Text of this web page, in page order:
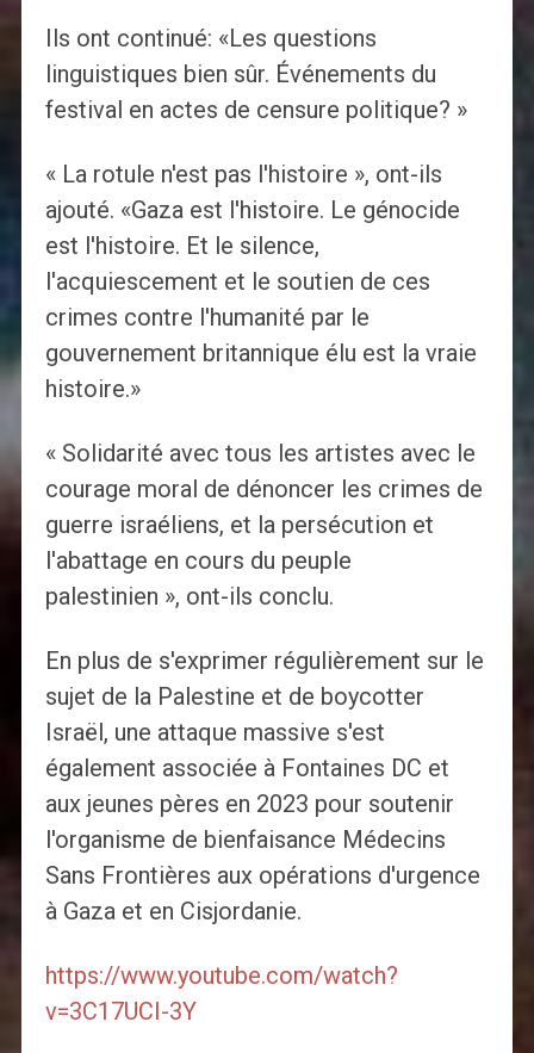
Ils ont continué: «Les questions
linguistiques bien sûr. Événements du
festival en actes de censure politique? »
« La rotule n'est pas l'histoire », ont-ils
ajouté. «Gaza est l'histoire. Le génocide
est l'histoire. Et le silence,
l'acquiescement et le soutien de ces
crimes contre l'humanité par le
gouvernement britannique élu est la vraie
histoire.»
« Solidarité avec tous les artistes avec le
courage moral de dénoncer les crimes de
guerre israéliens, et la persécution et
l'abattage en cours du peuple
palestinien », ont-ils conclu.
En plus de s'exprimer régulièrement sur le
sujet de la Palestine et de boycotter
Israël, une attaque massive s'est
également associée à Fontaines DC et
aux jeunes pères en 2023 pour soutenir
l'organisme de bienfaisance Médecins
Sans Frontières aux opérations d'urgence
à Gaza et en Cisjordanie.
https://www.youtube.com/watch?
v=3C17UCI-3Y